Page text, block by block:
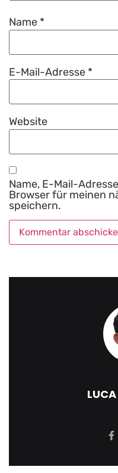
Name *
E-Mail-Adresse *
Website
Name, E-Mail-
Browser für meinen
speichern.